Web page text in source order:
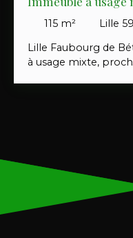
115 m²
Lille
Lille Faubourg de
à usage mixte,